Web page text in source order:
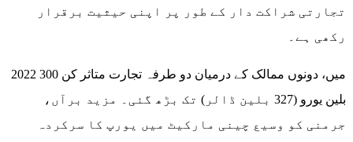
تجارتی شراکت دار کے طور پر اپنی حیثیت برقرار
رکھی ہے۔
2022 میں، دونوں ممالک کے درمیان دو طرفہ تجارت متاثر کن 300
بلین یورو (327 بلین ڈالر) تک بڑھ گئی۔ مزید برآں،
جرمنی کو وسیع چینی مارکیٹ میں یورپ کا سرکردہ